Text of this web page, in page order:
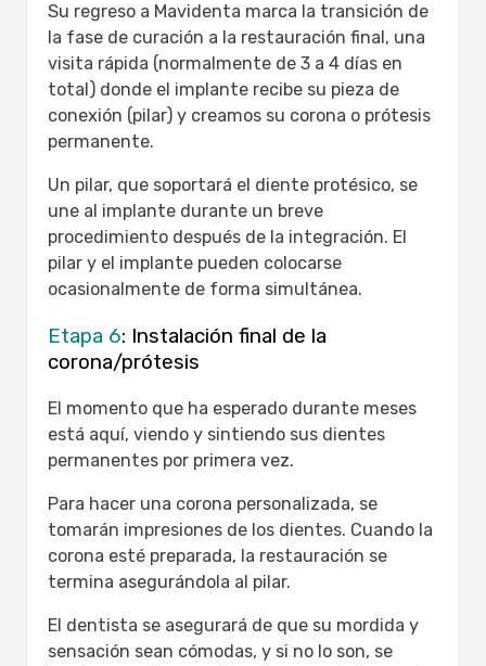
Su regreso a Mavidenta marca la transición de
la fase de curación a la restauración final, una
visita rápida (normalmente de 3 a 4 días en
total) donde el implante recibe su pieza de
conexión (pilar) y creamos su corona o prótesis
permanente.
Un pilar, que soportará el diente protésico, se
une al implante durante un breve
procedimiento después de la integración. El
pilar y el implante pueden colocarse
ocasionalmente de forma simultánea.
Etapa 6: Instalación final de la
corona/prótesis
El momento que ha esperado durante meses
está aquí, viendo y sintiendo sus dientes
permanentes por primera vez.
Para hacer una corona personalizada, se
tomarán impresiones de los dientes. Cuando la
corona esté preparada, la restauración se
termina asegurándola al pilar.
El dentista se asegurará de que su mordida y
sensación sean cómodas, y si no lo son, se